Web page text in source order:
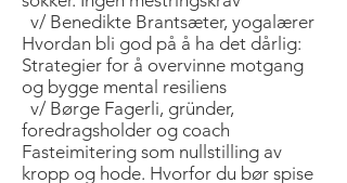
v/ Benedikte Brantsæter, yogalærer
Hvordan bli god på å ha det dårlig:
Strategier for å overvinne motgang
og bygge mental resiliens
v/ Børge Fagerli, gründer,
foredragsholder og coach
Fasteimitering som nullstilling av
kropp og hode. Hvorfor du bør spise